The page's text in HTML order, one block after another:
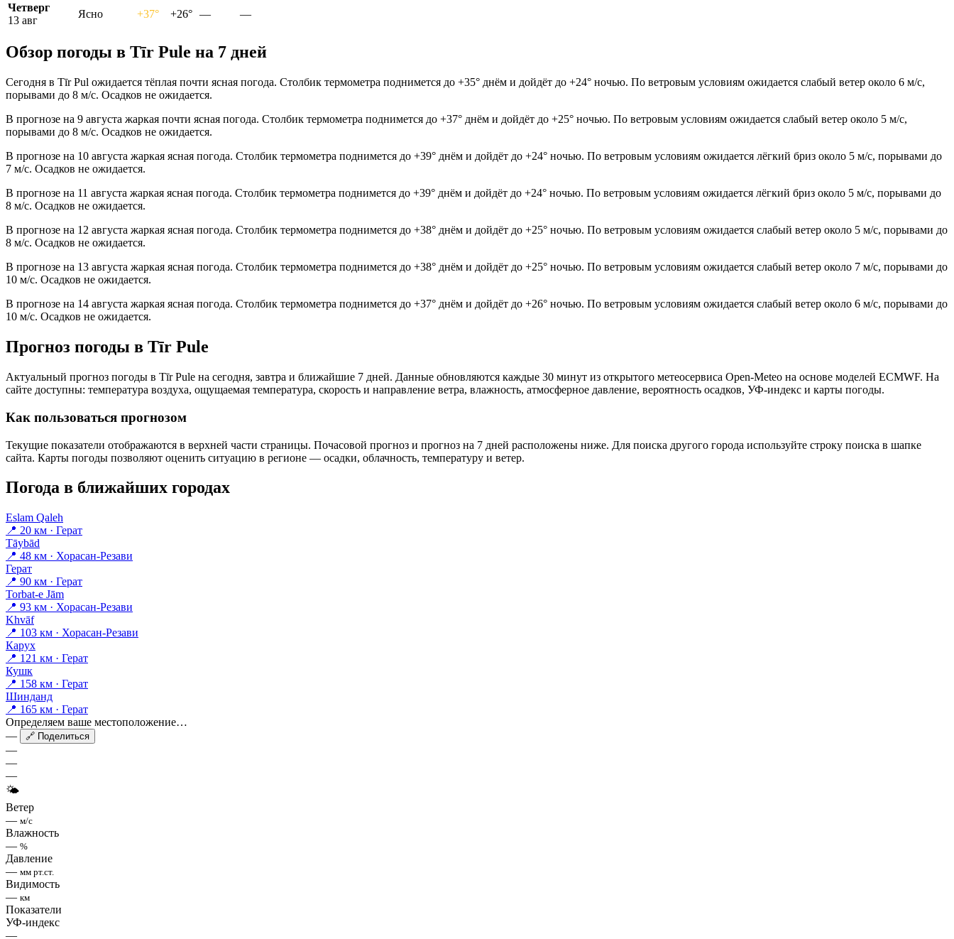
Четверг
13 авг
Ясно +37° +26° — —
Обзор погоды в Tīr Pulе на 7 дней
Сегодня в Tīr Pul ожидается тёплая почти ясная погода. Столбик термометра поднимется до +35° днём и дойдёт до +24° ночью. По ветровым условиям ожидается слабый ветер около 6 м/с,
порывами до 8 м/с. Осадков не ожидается.
В прогнозе на 9 августа жаркая почти ясная погода. Столбик термометра поднимется до +37° днём и дойдёт до +25° ночью. По ветровым условиям ожидается слабый ветер около 5 м/с,
порывами до 8 м/с. Осадков не ожидается.
В прогнозе на 10 августа жаркая ясная погода. Столбик термометра поднимется до +39° днём и дойдёт до +24° ночью. По ветровым условиям ожидается лёгкий бриз около 5 м/с, порывами до
7 м/с. Осадков не ожидается.
В прогнозе на 11 августа жаркая ясная погода. Столбик термометра поднимется до +39° днём и дойдёт до +24° ночью. По ветровым условиям ожидается лёгкий бриз около 5 м/с, порывами до
8 м/с. Осадков не ожидается.
В прогнозе на 12 августа жаркая ясная погода. Столбик термометра поднимется до +38° днём и дойдёт до +25° ночью. По ветровым условиям ожидается слабый ветер около 5 м/с, порывами до
8 м/с. Осадков не ожидается.
В прогнозе на 13 августа жаркая ясная погода. Столбик термометра поднимется до +38° днём и дойдёт до +25° ночью. По ветровым условиям ожидается слабый ветер около 7 м/с, порывами до
10 м/с. Осадков не ожидается.
В прогнозе на 14 августа жаркая ясная погода. Столбик термометра поднимется до +37° днём и дойдёт до +26° ночью. По ветровым условиям ожидается слабый ветер около 6 м/с, порывами до
10 м/с. Осадков не ожидается.
Прогноз погоды в Tīr Pulе
Актуальный прогноз погоды в Tīr Pulе на сегодня, завтра и ближайшие 7 дней. Данные обновляются каждые 30 минут из открытого метеосервиса Open-Meteo на основе моделей ECMWF. На
сайте доступны: температура воздуха, ощущаемая температура, скорость и направление ветра, влажность, атмосферное давление, вероятность осадков, УФ-индекс и карты погоды.
Как пользоваться прогнозом
Текущие показатели отображаются в верхней части страницы. Почасовой прогноз и прогноз на 7 дней расположены ниже. Для поиска другого города используйте строку поиска в шапке
сайта. Карты погоды позволяют оценить ситуацию в регионе — осадки, облачность, температуру и ветер.
Погода в ближайших городах
Eslam Qaleh
📍 20 км · Герат
Tāybād
📍 48 км · Хорасан-Резави
Герат
📍 90 км · Герат
Torbat-e Jām
📍 93 км · Хорасан-Резави
Khvāf
📍 103 км · Хорасан-Резави
Карух
📍 121 км · Герат
Кушк
📍 158 км · Герат
Шинданд
📍 165 км · Герат
Определяем ваше местоположение…
—
🔗 Поделиться
—
—
—
🌤
Ветер
— м/с
Влажность
— %
Давление
— мм рт.ст.
Видимость
— км
Показатели
УФ-индекс
—